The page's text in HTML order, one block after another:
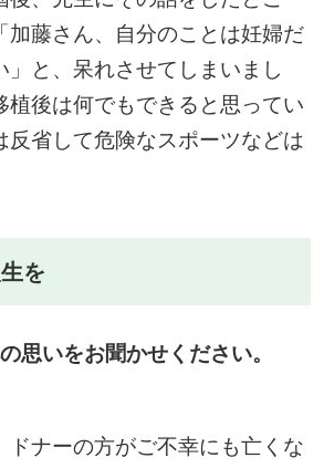
加藤さん、自分のことは妊婦だ
」と、呆れさせてしまいまし
植後は何でもできると思ってい
反省して危険なスポーツなどは
を
思いをお聞かせください。
ドナーの方がご不幸にも亡くな